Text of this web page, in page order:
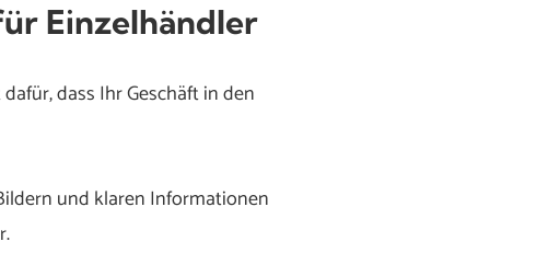
Einzelhändler
dass Ihr Geschäft in den
und klaren Informationen